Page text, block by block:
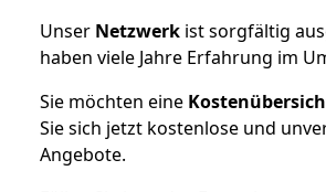
Unser Netzwerk ist sorgfältig
haben viele Jahre Erfahrung im
Sie möchten eine
Sie sich jetzt kostenlose und
Angebote.